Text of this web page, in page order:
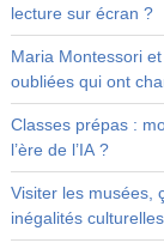
lecture sur écran ?
Maria Montessori
oubliées qui ont
Classes prépas :
l’ère de l’IA ?
Visiter les musées,
inégalités culturelles